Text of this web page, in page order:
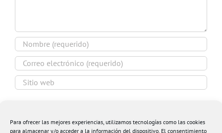
Para ofrecer las mejores experiencias, utilizamos tecnologías como las cookies
para almacenar y/o acceder a la información del dispositivo. El consentimiento
navegador para la próxima vez que comente.